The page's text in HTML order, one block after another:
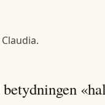
Claudia.